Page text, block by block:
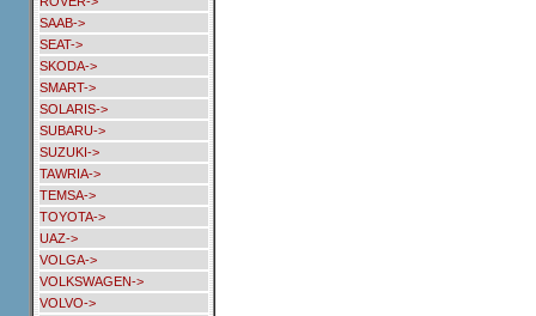
SAAB->
SEAT->
SKODA->
SMART->
SOLARIS->
SUBARU->
SUZUKI->
TAWRIA->
TEMSA->
TOYOTA->
UAZ->
VOLGA->
VOLKSWAGEN->
VOLVO->